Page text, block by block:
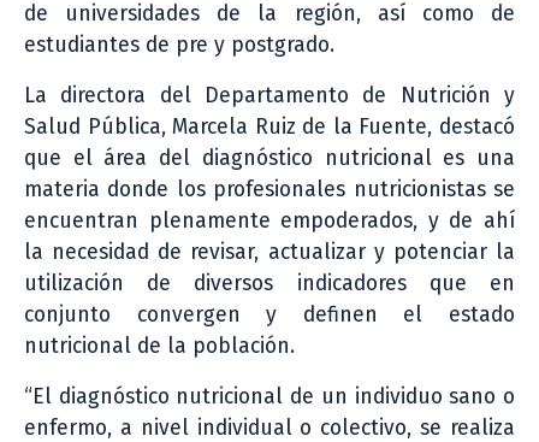
de universidades de la región, así como de
estudiantes de pre y postgrado.
La directora del Departamento de Nutrición y
Salud Pública, Marcela Ruiz de la Fuente, destacó
que el área del diagnóstico nutricional es una
materia donde los profesionales nutricionistas se
encuentran plenamente empoderados, y de ahí
la necesidad de revisar, actualizar y potenciar la
utilización de diversos indicadores que en
conjunto convergen y definen el estado
nutricional de la población.
“El diagnóstico nutricional de un individuo sano o
enfermo, a nivel individual o colectivo, se realiza